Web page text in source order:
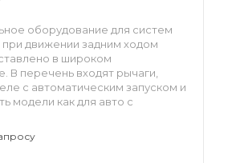
оборудование для систем
при движении задним ходом
в широком
В перечень входят рычаги,
с автоматическим запуском и
модели как для авто с
негативным природным